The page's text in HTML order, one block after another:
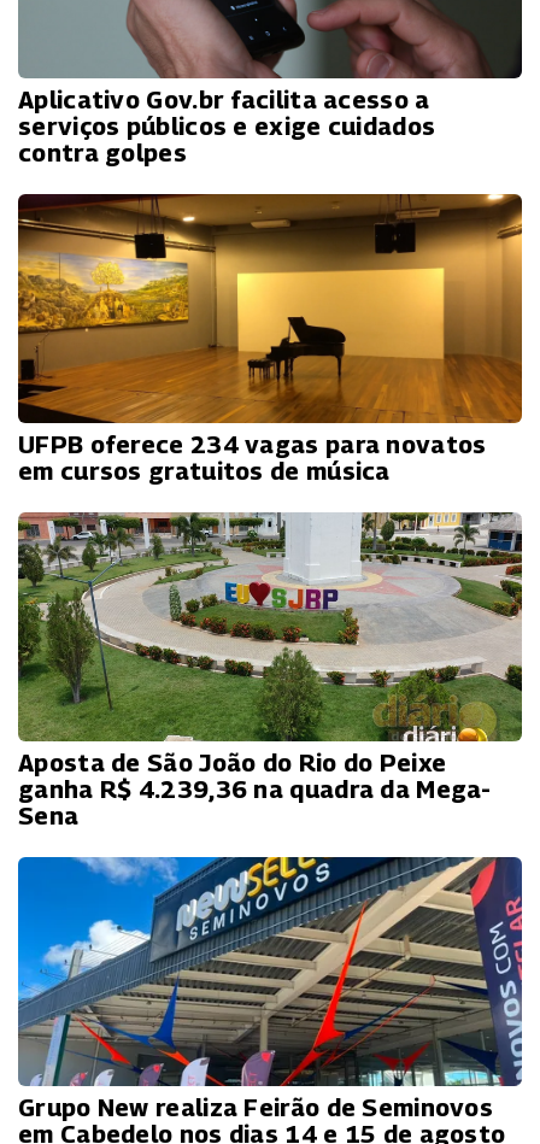
Aplicativo Gov.br facilita acesso a
serviços públicos e exige cuidados
contra golpes
UFPB oferece 234 vagas para novatos
em cursos gratuitos de música
Aposta de São João do Rio do Peixe
ganha R$ 4.239,36 na quadra da Mega-
Sena
Grupo New realiza Feirão de Seminovos
em Cabedelo nos dias 14 e 15 de agosto